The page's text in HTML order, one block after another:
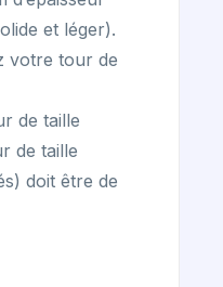
et léger).
votre tour de
de taille
de taille
doit être de